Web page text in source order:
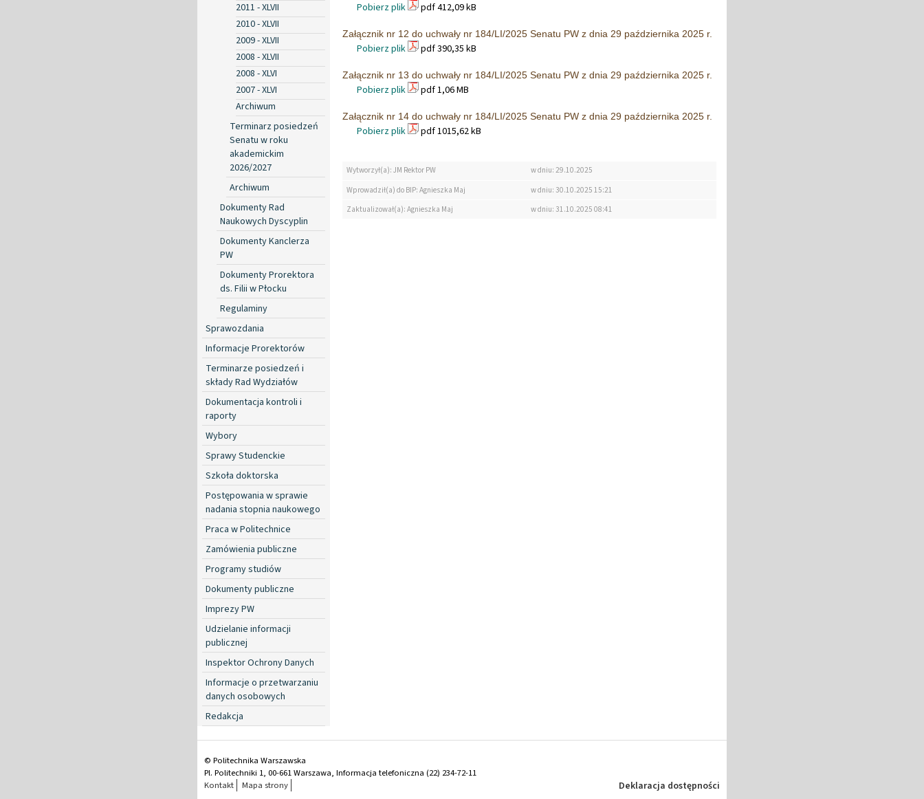
2011 - XLVII
2010 - XLVII
2009 - XLVII
2008 - XLVII
2008 - XLVI
2007 - XLVI
Archiwum
Terminarz posiedzeń
Senatu w roku
akademickim
2026/2027
Archiwum
Dokumenty Rad
Naukowych Dyscyplin
Dokumenty Kanclerza
PW
Dokumenty Prorektora
ds. Filii w Płocku
Regulaminy
Sprawozdania
Informacje Prorektorów
Terminarze posiedzeń i
składy Rad Wydziałów
Dokumentacja kontroli i
raporty
Wybory
Sprawy Studenckie
Szkoła doktorska
Postępowania w sprawie
nadania stopnia naukowego
Praca w Politechnice
Zamówienia publiczne
Programy studiów
Dokumenty publiczne
Imprezy PW
Udzielanie informacji
publicznej
Inspektor Ochrony Danych
Informacje o przetwarzaniu
danych osobowych
Redakcja
Pobierz plik pdf 412,09 kB
Załącznik nr 12 do uchwały nr 184/LI/2025 Senatu PW z dnia 29 października 2025 r.
Pobierz plik pdf 390,35 kB
Załącznik nr 13 do uchwały nr 184/LI/2025 Senatu PW z dnia 29 października 2025 r.
Pobierz plik pdf 1,06 MB
Załącznik nr 14 do uchwały nr 184/LI/2025 Senatu PW z dnia 29 października 2025 r.
Pobierz plik pdf 1015,62 kB
Wytworzył(a): JM Rektor PW
w dniu: 29.10.2025
Wprowadził(a) do BIP: Agnieszka Maj
w dniu: 30.10.2025 15:21
Zaktualizował(a): Agnieszka Maj
w dniu: 31.10.2025 08:41
© Politechnika Warszawska
Pl. Politechniki 1, 00-661 Warszawa, Informacja telefoniczna (22) 234-72-11
Kontakt
Mapa strony Deklaracja dostępności